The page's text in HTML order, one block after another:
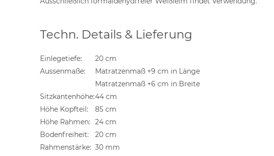
Techn. Details & Lieferung
Einlegetiefe:
20 cm
Aussenmaße:
Matratzenmaß +9 cm in Länge
Matratzenmaß +6 cm in Breite
Sitzkantenhöhe:44 cm
Höhe Kopfteil:
85 cm
Höhe Rahmen:
24 cm
Bodenfreiheit:
20 cm
Rahmenstärke: 30 mm